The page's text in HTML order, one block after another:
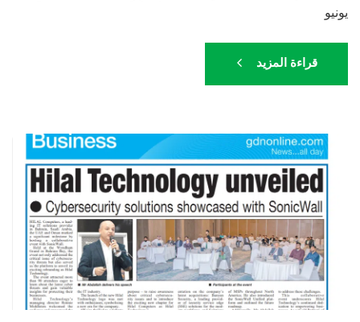
يونيو
قراءة المزيد